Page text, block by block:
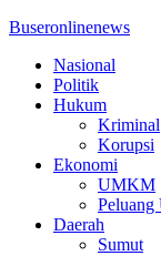
Buseronlinenews
Nasional
Politik
Hukum
Kriminal
Korupsi
Ekonomi
UMKM
Peluang
Daerah
Sumut